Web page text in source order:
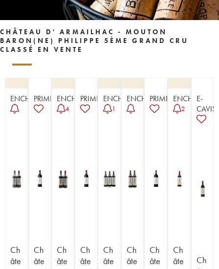
CHÂTEAU D' ARMAILHAC - MOUTON
BARON(NE) PHILIPPE 5ÈME GRAND CRU
CLASSÉ EN VENTE
ENCHÈRE
Ch
âte
PRIMEUR
Ch
âte
ENCHÈRE
4
Ch
âte
PRIMEUR
Ch
âte
ENCHÈRE
1
Ch
âte
ENCHÈRE
Ch
âte
PRIMEUR
Ch
âte
ENCHÈRE
2
Ch
âte
E-
Ch